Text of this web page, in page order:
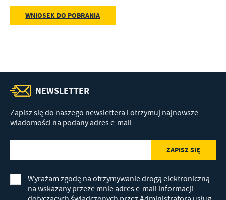
WNIOSEK DO POBRANIA
NEWSLETTER
Zapisz się do naszego newslettera i otrzymuj najnowsze
wiadomości na podany adres e-mail
Wyrażam zgodę na otrzymywanie drogą elektroniczną
na wskazany przeze mnie adres e-mail informacji
zwyczajów dotyczących przeglądanej witryny internetowej. Treści
promocyjne mogą pojawić się na stronach podmiotów trzecich lub
firm będących naszymi partnerami oraz innych dostawców usług.